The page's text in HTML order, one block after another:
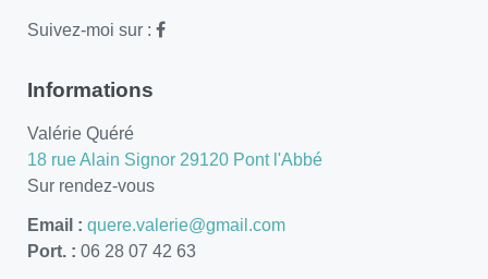
Suivez-moi sur :
Informations
Valérie Quéré
18 rue Alain Signor 29120 Pont l'Abbé
Sur rendez-vous
Email : quere.valerie@gmail.com
Port. : 06 28 07 42 63